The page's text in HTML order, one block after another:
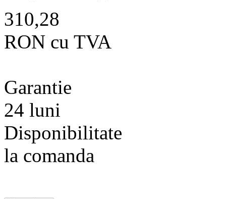
310,28
RON cu TVA
Garantie
24 luni
Disponibilitate
la comanda